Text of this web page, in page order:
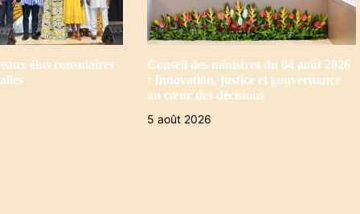
élus consulaires
Conseil des ministres du 04 août 2026
: Innovation, justice et gouvernance
au cœur des décisions
5 août 2026